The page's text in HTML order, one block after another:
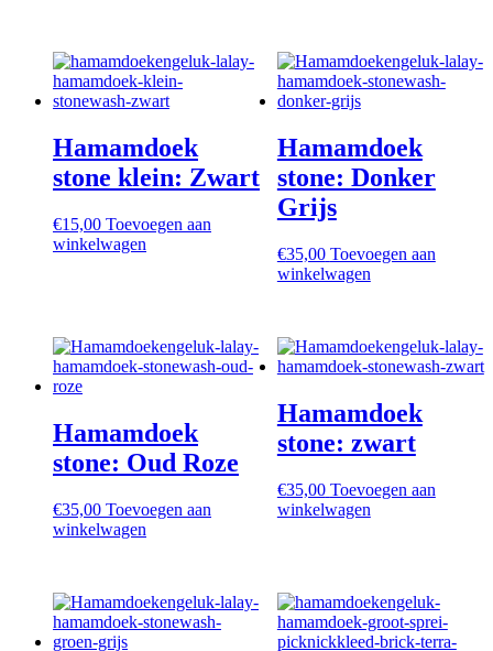
Hamamdoek
stone klein: Zwart
€15,00 Toevoegen aan
winkelwagen
Hamamdoek
stone: Donker
Grijs
€35,00 Toevoegen aan
winkelwagen
Hamamdoek
stone: Oud Roze
€35,00 Toevoegen aan
winkelwagen
Hamamdoek
stone: zwart
€35,00 Toevoegen aan
winkelwagen